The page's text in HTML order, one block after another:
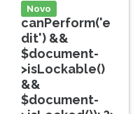
Novo
canPerform('e
dit') &&
$document-
>isLockable()
&&
$document-